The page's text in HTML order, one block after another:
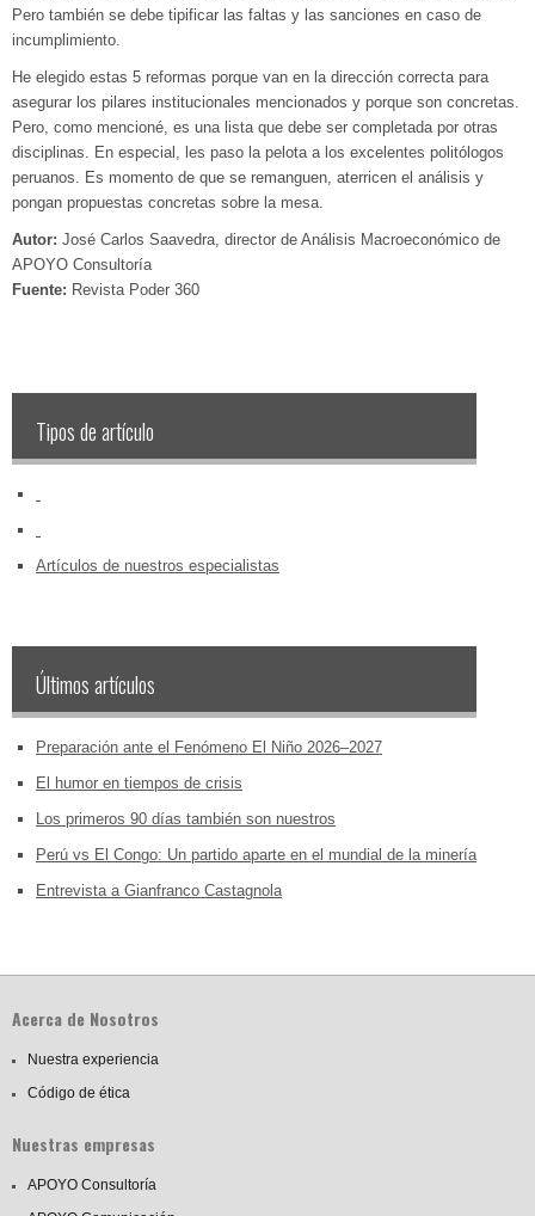
Pero también se debe tipificar las faltas y las sanciones en caso de
incumplimiento.
He elegido estas 5 reformas porque van en la dirección correcta para
asegurar los pilares institucionales mencionados y porque son concretas.
Pero, como mencioné, es una lista que debe ser completada por otras
disciplinas. En especial, les paso la pelota a los excelentes politólogos
peruanos. Es momento de que se remanguen, aterricen el análisis y
pongan propuestas concretas sobre la mesa.
Autor: José Carlos Saavedra, director de Análisis Macroeconómico de
APOYO Consultoría
Fuente: Revista Poder 360
Tipos de artículo
Artículos de nuestros especialistas
Últimos artículos
Preparación ante el Fenómeno El Niño 2026–2027
El humor en tiempos de crisis
Los primeros 90 días también son nuestros
Perú vs El Congo: Un partido aparte en el mundial de la minería
Entrevista a Gianfranco Castagnola
Acerca de Nosotros
Nuestra experiencia
Código de ética
Nuestras empresas
APOYO Consultoría